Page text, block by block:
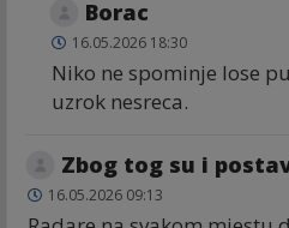
Borac
16.05.2026 18:30
Niko ne spominje lose
uzrok nesreca.
Zbog tog su i
16.05.2026 09:13